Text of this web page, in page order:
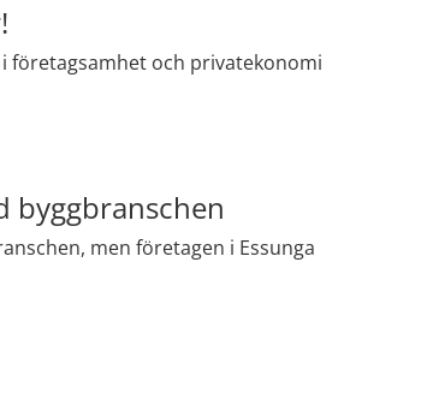
företagsamhet och privatekonomi
byggbranschen
men företagen i Essunga